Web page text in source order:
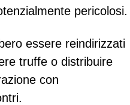
pericolosi.
essere reindirizzati
truffe o distribuire
con